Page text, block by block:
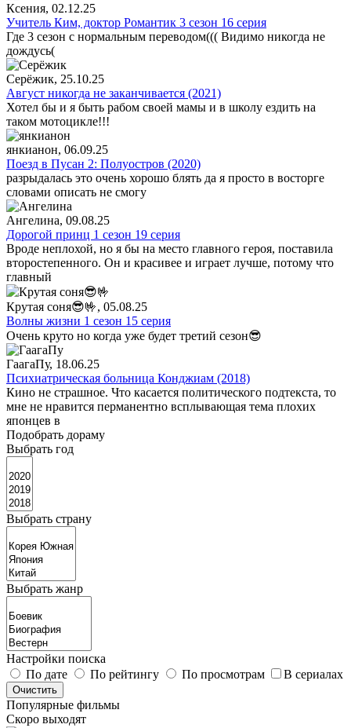
Ксения, 02.12.25
Учитель Ким, доктор Романтик 3 сезон 16 серия
Где 3 сезон с нормальным переводом((( Видимо никогда не
дождусь(
Серёжик, 25.10.25
Август никогда не заканчивается (2021)
Хотел бы и я быть рабом своей мамы и в школу ездить на
таком мотоцикле!!!
янкианон, 06.09.25
Поезд в Пусан 2: Полуостров (2020)
разрыдалась это очень хорошо блять да я просто в восторге
словами описать не смогу
Ангелина, 09.08.25
Дорогой принц 1 сезон 19 серия
Вроде неплохой, но я бы на место главного героя, поставила
второстепенного. Он и красивее и играет лучше, потому что
главный
Крутая соня😎🤟, 05.08.25
Волны жизни 1 сезон 15 серия
Очень круто но когда уже будет третий сезон😎
ГаагаПу, 18.06.25
Психиатрическая больница Конджиам (2018)
Кино не страшное. Что касается политического подтекста, то
мне не нравится перманентно всплывающая тема плохих
японцев в
Подобрать дораму
Выбрать год
Выбрать страну
Выбрать жанр
Настройки поиска
По дате
По рейтингу По просмотрам В сериалах
Популярные фильмы
Скоро выходят